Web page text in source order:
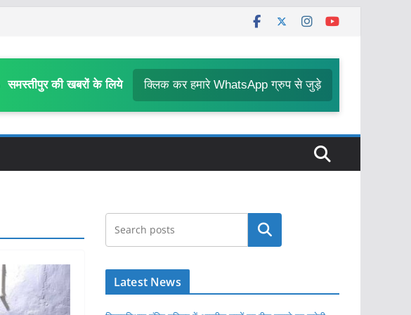
समस्तीपुर की खबरों के लिये क्लिक कर हमारे WhatsApp ग्रुप से जुड़े
खोजें
Latest News